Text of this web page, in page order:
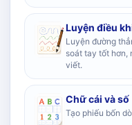
Luyện điều
Luyện đường
soát tay tốt hơn,
viết.
Chữ cái và số
Tạo phiếu bốn